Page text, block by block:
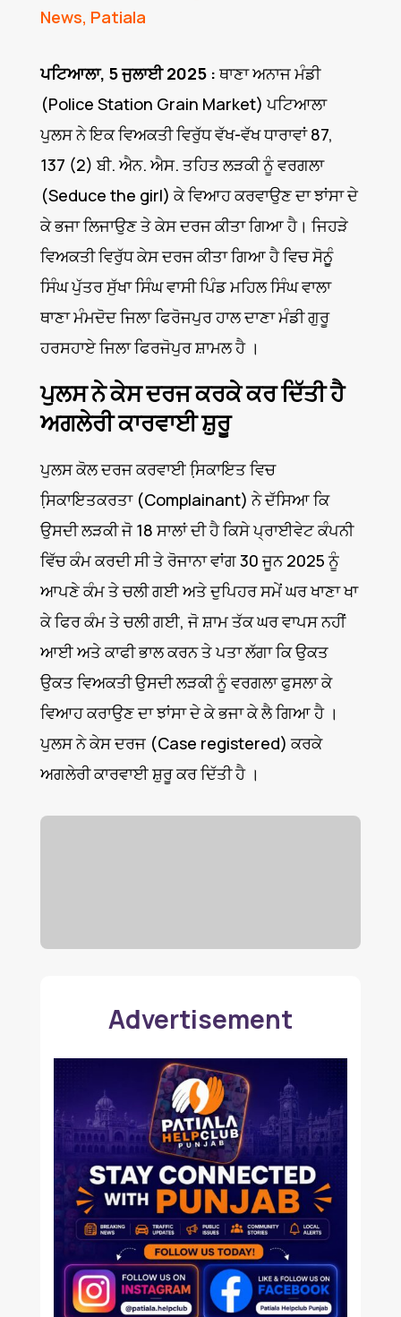
News, Patiala
ਪਟਿਆਲਾ, 5 ਜੁਲਾਈ 2025 : ਥਾਣਾ ਅਨਾਜ ਮੰਡੀ
(Police Station Grain Market) ਪਟਿਆਲਾ
ਪੁਲਸ ਨੇ ਇਕ ਵਿਅਕਤੀ ਵਿਰੁੱਧ ਵੱਖ-ਵੱਖ ਧਾਰਾਵਾਂ 87,
137 (2) ਬੀ. ਐਨ. ਐਸ. ਤਹਿਤ ਲੜਕੀ ਨੂੰ ਵਰਗਲਾ
(Seduce the girl) ਕੇ ਵਿਆਹ ਕਰਵਾਉਣ ਦਾ ਝਾਂਸਾ ਦੇ
ਕੇ ਭਜਾ ਲਿਜਾਉਣ ਤੇ ਕੇਸ ਦਰਜ ਕੀਤਾ ਗਿਆ ਹੈ। ਜਿਹੜੇ
ਵਿਅਕਤੀ ਵਿਰੁੱਧ ਕੇਸ ਦਰਜ ਕੀਤਾ ਗਿਆ ਹੈ ਵਿਚ ਸੋਨੁੂੰ
ਸਿੰਘ ਪੁੱਤਰ ਸੁੱਖਾ ਸਿੰਘ ਵਾਸੀ ਪਿੰਡ ਮਹਿਲ ਸਿੰਘ ਵਾਲਾ
ਥਾਣਾ ਮੰਮਦੋਦ ਜਿਲਾ ਫਿਰੋਜਪੁਰ ਹਾਲ ਦਾਣਾ ਮੰਡੀ ਗੁਰੂ
ਹਰਸਹਾਏ ਜਿਲਾ ਫਿਰਜੋਪੁਰ ਸ਼ਾਮਲ ਹੈ ।
ਪੁਲਸ ਨੇ ਕੇਸ ਦਰਜ ਕਰਕੇ ਕਰ ਦਿੱਤੀ ਹੈ
ਅਗਲੇਰੀ ਕਾਰਵਾਈ ਸ਼ੁਰੂ
ਪੁਲਸ ਕੋਲ ਦਰਜ ਕਰਵਾਈ ਸਿ਼ਕਾਇਤ ਵਿਚ
ਸਿ਼ਕਾਇਤਕਰਤਾ (Complainant) ਨੇ ਦੱਸਿਆ ਕਿ
ਉਸਦੀ ਲੜਕੀ ਜੋ 18 ਸਾਲਾਂ ਦੀ ਹੈ ਕਿਸੇ ਪ੍ਰਾਈਵੇਟ ਕੰਪਨੀ
ਵਿੱਚ ਕੰਮ ਕਰਦੀ ਸੀ ਤੇ ਰੋਜਾਨਾ ਵਾਂਗ 30 ਜੂਨ 2025 ਨੂੰ
ਆਪਣੇ ਕੰਮ ਤੇ ਚਲੀ ਗਈ ਅਤੇ ਦੁਪਿਹਰ ਸਮੇਂ ਘਰ ਖਾਣਾ ਖਾ
ਕੇ ਫਿਰ ਕੰਮ ਤੇ ਚਲੀ ਗਈ, ਜੋ ਸ਼ਾਮ ਤੱਕ ਘਰ ਵਾਪਸ ਨਹੀਂ
ਆਈ ਅਤੇ ਕਾਫੀ ਭਾਲ ਕਰਨ ਤੇ ਪਤਾ ਲੱਗਾ ਕਿ ਉਕਤ
ਉਕਤ ਵਿਅਕਤੀ ਉਸਦੀ ਲੜਕੀ ਨੂੰ ਵਰਗਲਾ ਫੁਸਲਾ ਕੇ
ਵਿਆਹ ਕਰਾਉਣ ਦਾ ਝਾਂਸਾ ਦੇ ਕੇ ਭਜਾ ਕੇ ਲੈ ਗਿਆ ਹੈ ।
ਪੁਲਸ ਨੇ ਕੇਸ ਦਰਜ (Case registered) ਕਰਕੇ
ਅਗਲੇਰੀ ਕਾਰਵਾਈ ਸ਼ੁਰੂ ਕਰ ਦਿੱਤੀ ਹੈ ।
Advertisement